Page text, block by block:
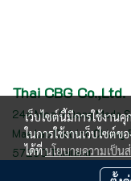
Thai CBG Co.,Ltd.
244 Moo.9 Dong Mada
Mae Lao District, Chiang
57250 Thailand
Tel : 0987466160
เว็บไซต์นี้มีการใช้งาน
ในการใช้งานเว็บไซต์
ได้ที่นโยบายความเป็น